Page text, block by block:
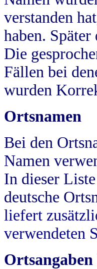
verstanden
haben.
Die
Fällen bei
wurden
Ortsnamen
Bei den
Namen
In dieser
deutsche
liefert
verwendeten